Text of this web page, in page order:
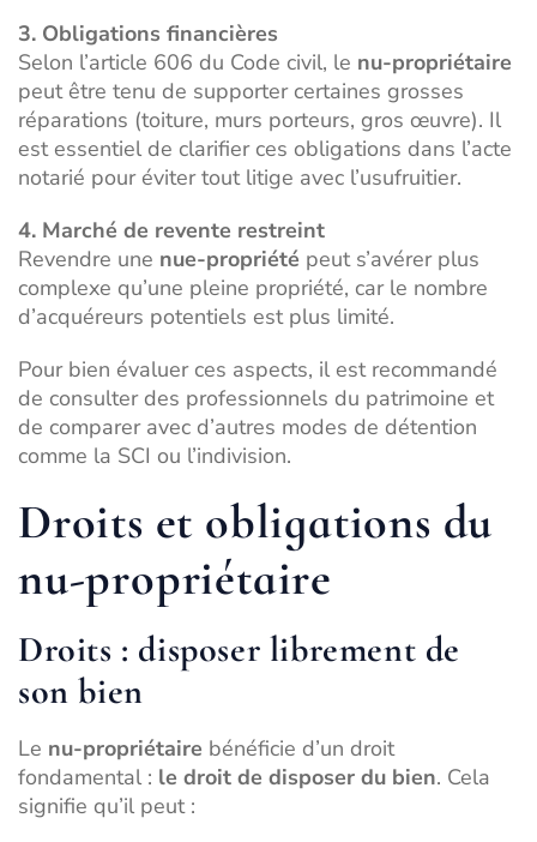
3. Obligations financières
Selon l’article 606 du Code civil, le nu-propriétaire
peut être tenu de supporter certaines grosses
réparations (toiture, murs porteurs, gros œuvre). Il
est essentiel de clarifier ces obligations dans l’acte
notarié pour éviter tout litige avec l’usufruitier.
4. Marché de revente restreint
Revendre une nue-propriété peut s’avérer plus
complexe qu’une pleine propriété, car le nombre
d’acquéreurs potentiels est plus limité.
Pour bien évaluer ces aspects, il est recommandé
de consulter des professionnels du patrimoine et
de comparer avec d’autres modes de détention
comme la SCI ou l’indivision.
Droits et obligations du
nu-propriétaire
Droits : disposer librement de
son bien
Le nu-propriétaire bénéficie d’un droit
fondamental : le droit de disposer du bien. Cela
signifie qu’il peut :